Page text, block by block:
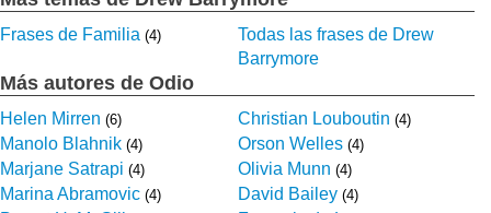
Frases de Familia (4)
Todas las frases de Drew
Barrymore
Más autores de Odio
Helen Mirren (6) Christian Louboutin (4)
Manolo Blahnik (4) Orson Welles (4)
Marjane Satrapi (4) Olivia Munn (4)
Marina Abramovic (4) David Bailey (4)